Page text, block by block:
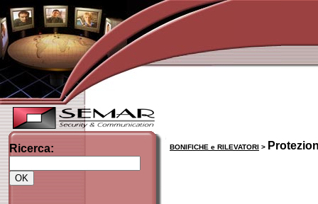
Ricerca: BONIFICHE e RILEVATORI >